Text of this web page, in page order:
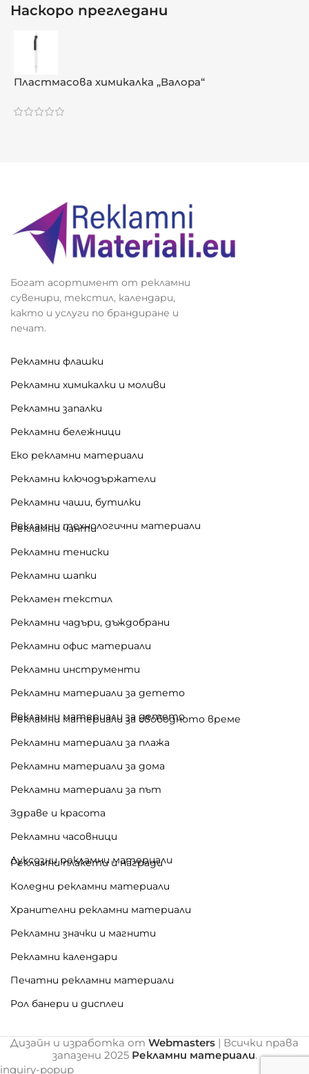
Наскоро прегледани
Пластмасова химикалка „Валора“
Богат асортимент от рекламни
сувенири, текстил, календари,
както и услуги по брандиране и
печат.
Рекламни флашки
Рекламни химикалки и моливи
Рекламни запалки
Рекламни бележници
Еко рекламни материали
Рекламни ключодържатели
Рекламни чаши, бутилки
Рекламни технологични материали
Рекламни чанти
Рекламни тениски
Рекламни шапки
Рекламен текстил
Рекламни чадъри, дъждобрани
Рекламни офис материали
Рекламни инструменти
Рекламни материали за детето
Рекламни материали за детето
Рекламни материали за свободното време
Рекламни материали за плажа
Рекламни материали за дома
Рекламни материали за път
Здраве и красота
Рекламни часовници
Луксозни рекламни материали
Рекламни плакети и награди
Коледни рекламни материали
Хранителни рекламни материали
Рекламни значки и магнити
Рекламни календари
Печатни рекламни материали
Рол банери и дисплеи
Дизайн и изработка от Webmasters | Всички права
запазени 2025 Рекламни материали.
inquiry-popup